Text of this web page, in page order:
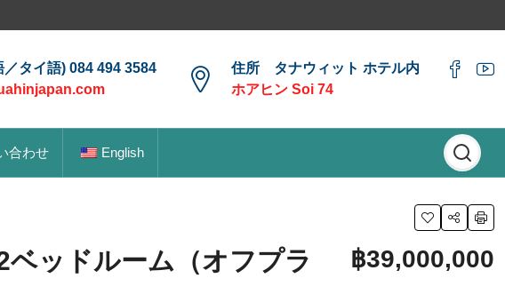
タイ語) 084 494 3584
住所 タナウィット ホテル内
ホアヒン Soi 74
合わせ English
ッドルーム（オフプラ
฿39,000,000